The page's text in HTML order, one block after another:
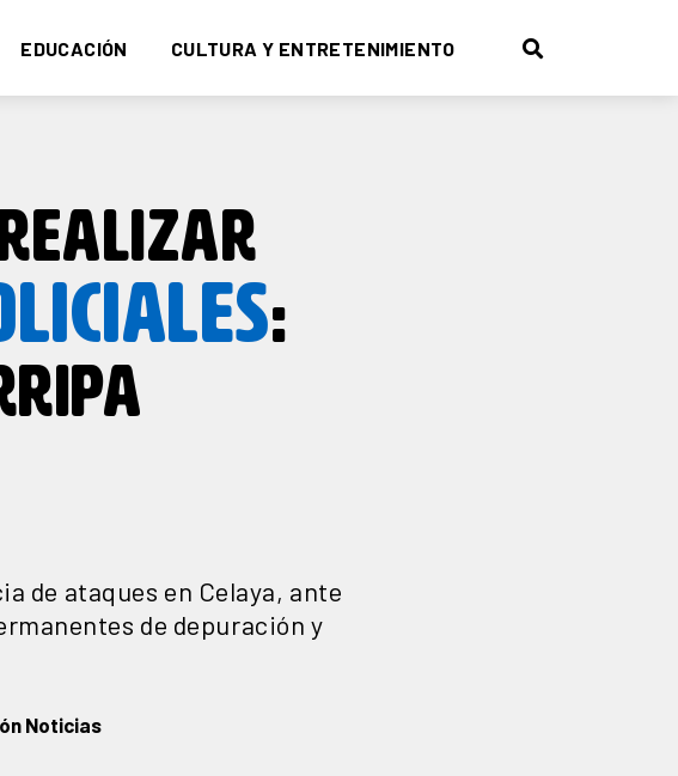
EDUCACIÓN CULTURA Y ENTRETENIMIENTO
:
de ataques en Celaya, ante
de depuración y
Noticias